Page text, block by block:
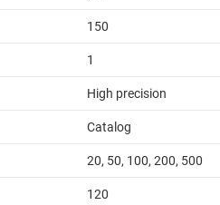
150
1
High precision
Catalog
20, 50, 100, 200, 500
120